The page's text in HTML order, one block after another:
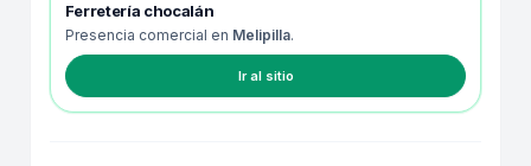
Ferretería chocalán
Presencia comercial en Melipilla.
Ir al sitio